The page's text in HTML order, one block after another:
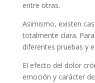
entre otras.
Asimismo, existen
totalmente clara.
diferentes pruebas y
El efecto del dolor
emoción y carácter